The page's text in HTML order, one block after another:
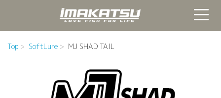
Top SoftLure MJ SHAD TAIL